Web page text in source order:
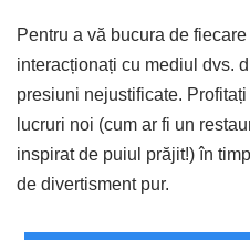
Pentru a vă bucura de
interacționați cu mediul dvs.
presiuni nejustificate.
lucruri noi (cum ar fi un
inspirat de puiul prăjit!) în
de divertisment pur.